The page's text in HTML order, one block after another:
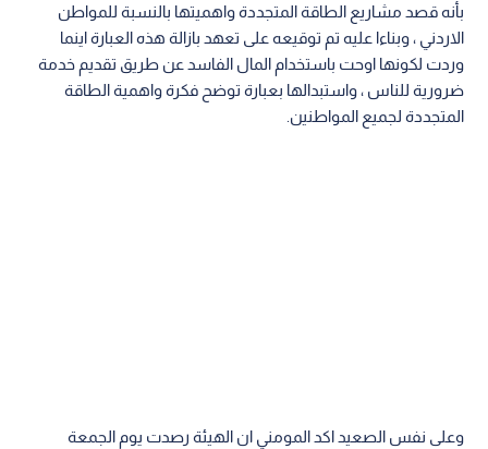
بأنه قصد مشاريع الطاقة المتجددة واهميتها بالنسبة للمواطن
الاردني ، وبناءا عليه تم توقيعه على تعهد بازالة هذه العبارة اينما
وردت لكونها اوحت باستخدام المال الفاسد عن طريق تقديم خدمة
ضرورية للناس ، واستبدالها بعبارة توضح فكرة واهمية الطاقة
المتجددة لجميع المواطنين.
وعلى نفس الصعيد اكد المومني ان الهيئة رصدت يوم الجمعة